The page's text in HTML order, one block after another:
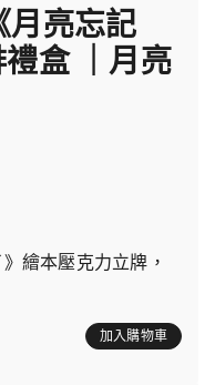
亮忘記
盒 ｜月亮
繪本壓克力立牌，
加入購物車